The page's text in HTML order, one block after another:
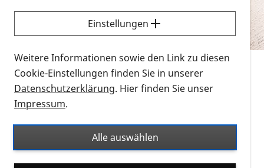
Sie möchten wissen, wie Sie nach Infonmaterial
suchen und dieses bestellen bzw. herunterladen
können? Schauen Sie sich dieErklärvideos zum
Thema Infomaterial auf der PRO RETINA-Website
für blinde und sehbehinderte Menschen an.
Auf dieser Seite finden Sie sämtliches Infomaterial
Ort. Nutzen Sie den Formatfilter, um ausschließlich
nach Flyern und Broschüren, Audios oder Videos zu
suchen. Die meisten Flyer und Broschüren werden in
Einstellungen
Weitere Informationen sowie den Link zu diesen
Cookie-Einstellungen finden Sie in unserer
Datenschutzerklärung. Hier finden Sie unser
Impressum.
Alle auswählen